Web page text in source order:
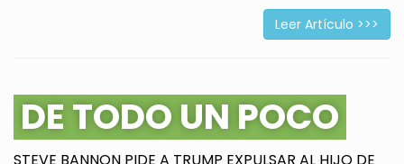
Leer Artículo >>>
DE TODO UN POCO